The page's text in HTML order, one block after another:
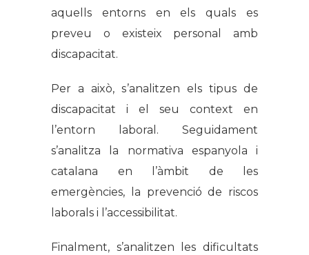
aquells entorns en els quals es
preveu o existeix personal amb
discapacitat.
Per a això, s’analitzen els tipus de
discapacitat i el seu context en
l’entorn laboral. Seguidament
s’analitza la normativa espanyola i
catalana en l’àmbit de les
emergències, la prevenció de riscos
laborals i l’accessibilitat.
Finalment, s’analitzen les dificultats